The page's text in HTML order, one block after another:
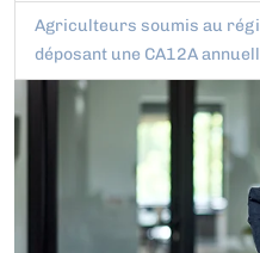
Agriculteurs soumis au
déposant une CA12A